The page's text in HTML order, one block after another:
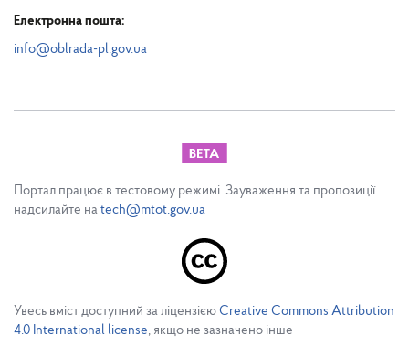
Електронна пошта:
info@oblrada-pl.gov.ua
Портал працює в тестовому режимі. Зауваження та пропозиції
надсилайте на tech@mtot.gov.ua
Увесь вміст доступний за ліцензією Creative Commons Attribution
4.0 International license, якщо не зазначено інше